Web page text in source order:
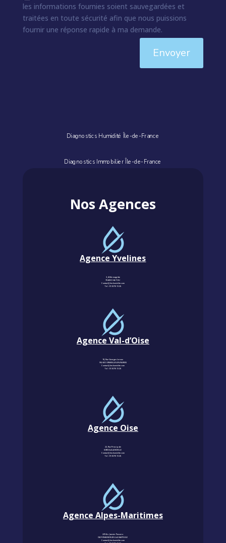
les informations fournies soient sauvegardées et
traitées en toute sécurité afin que nous puissions
fournir une réponse rapide à ma demande.
Envoyer
Diagnostics Humidité Île-de-France
Diagnostics Immobilier Île-de-France
Nos Agences
Agence Yvelines
3, Allée magritte
78400 CHATOU
Contact@km-humidite.com
Tel :01 30 76 13 26
Agence Val-d’Oise
18, Rue Georges Leroux
95240 CORMEILLES-EN-PARISIS
Contact@km-humidite.com
Tel :01 30 76 13 26
Agence Oise
22, Rue Principale
60850 LALANDELLE
Contact@km-humidite.com
Tel :01 30 76 13 26
Agence Alpes-Maritimes
229 Av. Janvier Passero
06210 MANDELIEU-LA-NAPOULE
Contact@km-humidite.com